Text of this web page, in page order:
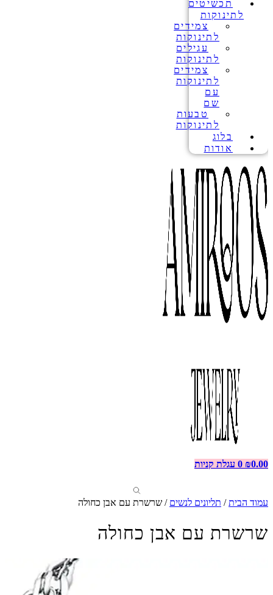
תכשיטים
לתינוקות
צמידים
לתינוקות
עגילים
לתינוקות
צמידים
לתינוקות
עם
שם
טבעות
לתינוקות
בלוג
אודות
₪0.00
0 עגלת קניות
עמוד הבית/ תליונים לנשים / שרשרת עם אבן כחולה
שרשרת עם אבן כחולה